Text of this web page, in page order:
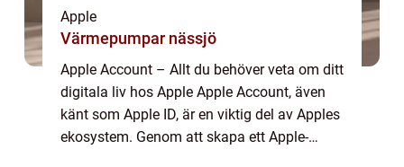
Apple
Värmepumpar nässjö
Apple Account – Allt du behöver veta om ditt
digitala liv hos Apple Apple Account, även
känt som Apple ID, är en viktig del av Apples
ekosystem. Genom att skapa ett Apple-